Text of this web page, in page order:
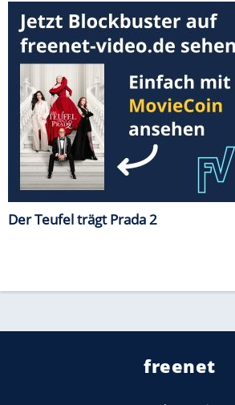
Der Teufel trägt Prada 2
freenet